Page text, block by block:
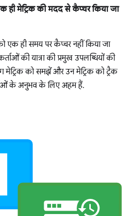
ही मेट्रिक की मदद से कैप्चर किया जा
एक ही समय पर कैप्चर नहीं किया जा
की यात्रा की प्रमुख उपलब्धियों की
को समझें और उन मेट्रिक को ट्रैक
के अनुभव के लिए अहम हैं.